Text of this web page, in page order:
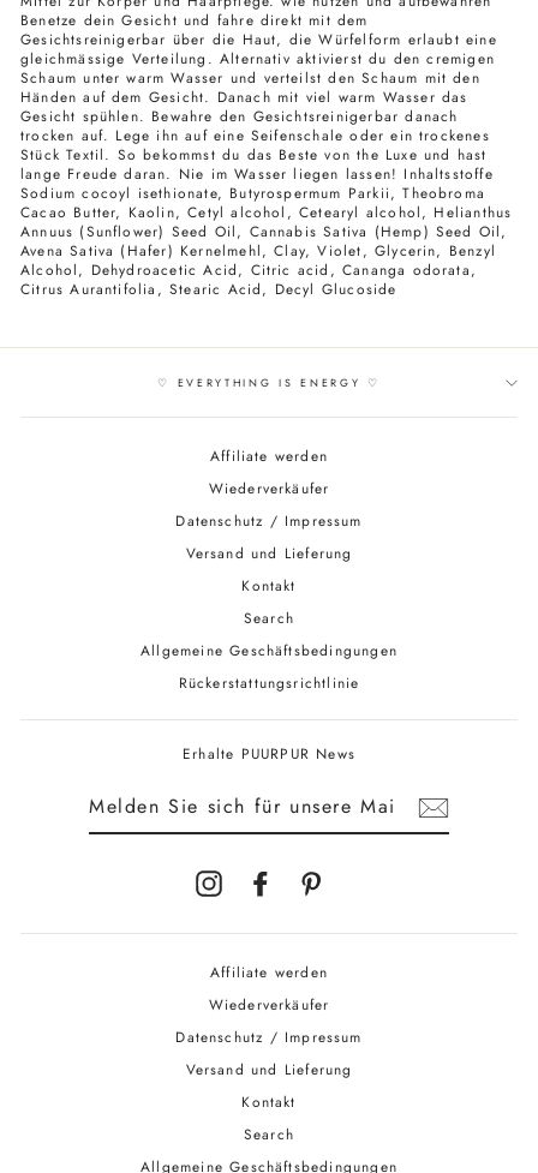
Benetze dein Gesicht und fahre direkt mit dem
Gesichtsreinigerbar über die Haut, die Würfelform erlaubt eine
gleichmässige Verteilung. Alternativ aktivierst du den cremigen
Schaum unter warm Wasser und verteilst den Schaum mit den
Händen auf dem Gesicht. Danach mit viel warm Wasser das
Gesicht spühlen. Bewahre den Gesichtsreinigerbar danach
trocken auf. Lege ihn auf eine Seifenschale oder ein trockenes
Stück Textil. So bekommst du das Beste von the Luxe und hast
lange Freude daran. Nie im Wasser liegen lassen! Inhaltsstoffe
Sodium cocoyl isethionate, Butyrospermum Parkii, Theobroma
Cacao Butter, Kaolin, Cetyl alcohol, Cetearyl alcohol, Helianthus
Annuus (Sunflower) Seed Oil, Cannabis Sativa (Hemp) Seed Oil,
Avena Sativa (Hafer) Kernelmehl, Clay, Violet, Glycerin, Benzyl
Alcohol, Dehydroacetic Acid, Citric acid, Cananga odorata,
Citrus Aurantifolia, Stearic Acid, Decyl Glucoside
♡ EVERYTHING IS ENERGY ♡
Affiliate werden
Wiederverkäufer
Datenschutz / Impressum
Versand und Lieferung
Kontakt
Search
Allgemeine Geschäftsbedingungen
Rückerstattungsrichtlinie
Erhalte PUURPUR News
InstagramFacebook
Affiliate werden
Wiederverkäufer
Datenschutz / Impressum
Versand und Lieferung
Kontakt
Search
Allgemeine Geschäftsbedingungen